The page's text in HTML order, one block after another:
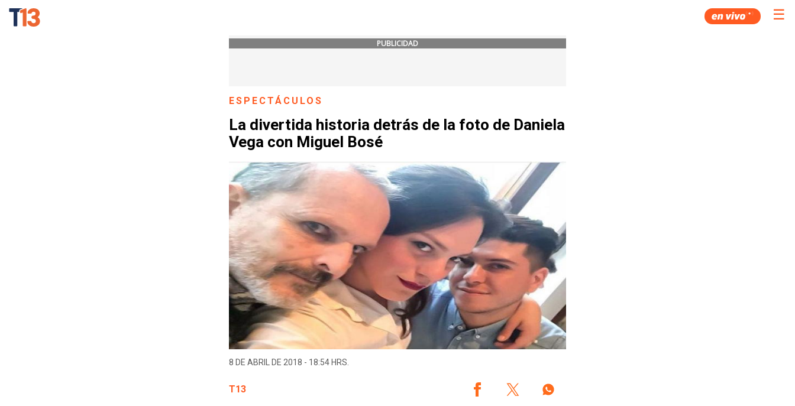
☰
PUBLICIDAD
ESPECTÁCULOS
La divertida historia detrás de la foto de Daniela
Vega con Miguel Bosé
8 DE ABRIL DE 2018 - 18:54 HRS.
T13